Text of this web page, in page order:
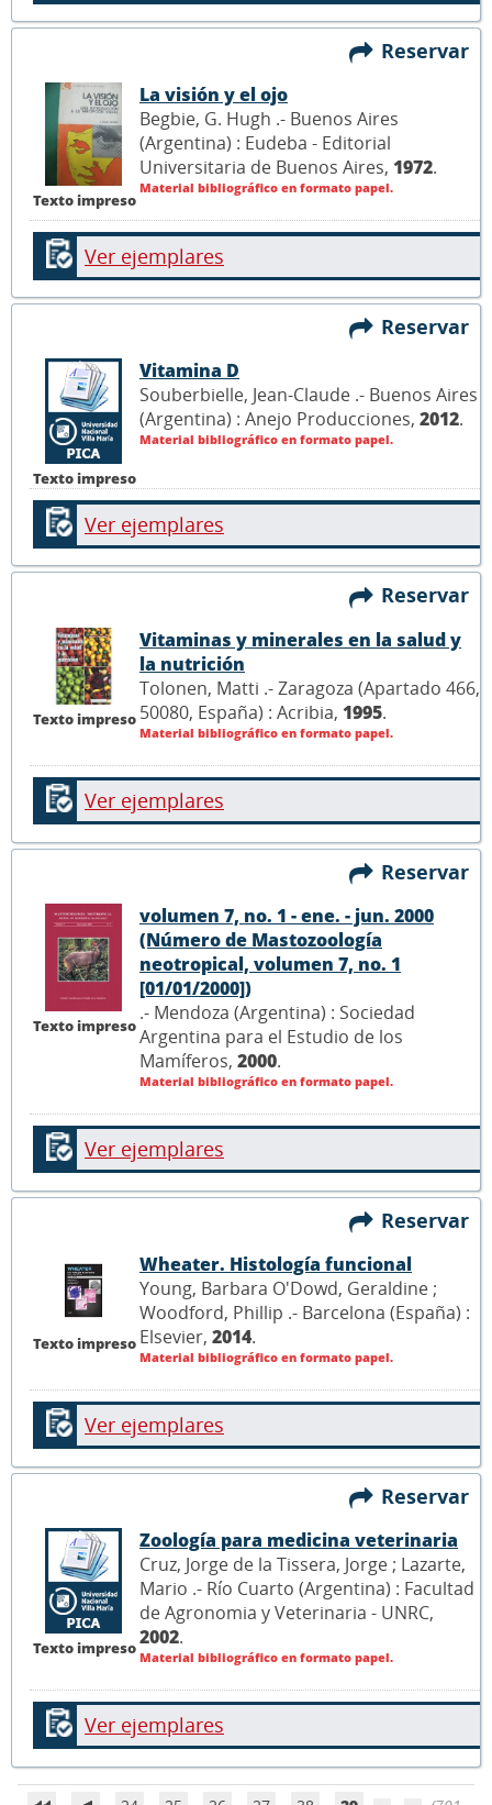
Reservar
Texto impreso
La visión y el ojo
Begbie, G. Hugh .- Buenos Aires
(Argentina) : Eudeba - Editorial
Universitaria de Buenos Aires, 1972.
Material bibliográfico en formato papel.
Ver ejemplares
Reservar
Texto impreso
Vitamina D
Souberbielle, Jean-Claude .- Buenos Aires
(Argentina) : Anejo Producciones, 2012.
Material bibliográfico en formato papel.
Ver ejemplares
Reservar
Texto impreso
Vitaminas y minerales en la salud y
la nutrición
Tolonen, Matti .- Zaragoza (Apartado 466,
50080, España) : Acribia, 1995.
Material bibliográfico en formato papel.
Ver ejemplares
Reservar
Texto impreso
volumen 7, no. 1 - ene. - jun. 2000
(Número de Mastozoología
neotropical, volumen 7, no. 1
[01/01/2000])
.- Mendoza (Argentina) : Sociedad
Argentina para el Estudio de los
Mamíferos, 2000.
Material bibliográfico en formato papel.
Ver ejemplares
Reservar
Texto impreso
Wheater. Histología funcional
Young, Barbara O'Dowd, Geraldine ;
Woodford, Phillip .- Barcelona (España) :
Elsevier, 2014.
Material bibliográfico en formato papel.
Ver ejemplares
Reservar
Texto impreso
Zoología para medicina veterinaria
Cruz, Jorge de la Tissera, Jorge ; Lazarte,
Mario .- Río Cuarto (Argentina) : Facultad
de Agronomia y Veterinaria - UNRC,
2002.
Material bibliográfico en formato papel.
Ver ejemplares